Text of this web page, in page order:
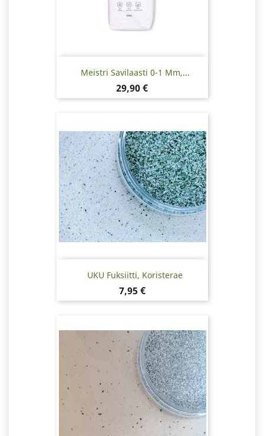
Meistri Savilaasti 0-1 Mm,...
Hinta
29,90 €
UKU Fuksiitti, Koristerae
Hinta
7,95 €